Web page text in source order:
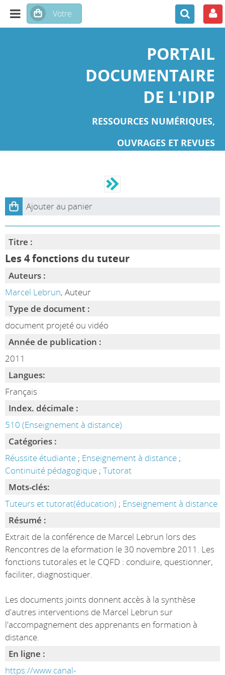
PORTAIL
DOCUMENTAIRE
DE L'IDIP
RESSOURCES NUMÉRIQUES,
OUVRAGES ET REVUES
Ajouter au panier
Titre :
Les 4 fonctions du tuteur
Auteurs :
Marcel Lebrun, Auteur
Type de document :
document projeté ou vidéo
Année de publication :
2011
Langues:
Français
Index. décimale :
510 (Enseignement à distance)
Catégories :
Réussite étudiante; Enseignement à distance;
Continuité pédagogique; Tutorat
Mots-clés:
Tuteurs et tutorat(éducation) ; Enseignement à distance
Résumé :
Extrait de la conférence de Marcel Lebrun lors des
Rencontres de la eformation le 30 novembre 2011. Les
fonctions tutorales et le CQFD : conduire, questionner,
faciliter, diagnostiquer.
Les documents joints donnent accès à la synthèse
d'autres interventions de Marcel Lebrun sur
l'accompagnement des apprenants en formation à
distance.
En ligne :
https://www.canal-